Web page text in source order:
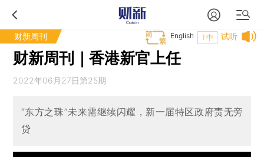
财新周刊 试听
T中
English
财新周刊｜香港新官上任
2022年06月27日第25期
“东方之珠”未来需继续闪耀，新一届特区政府责无旁
贷